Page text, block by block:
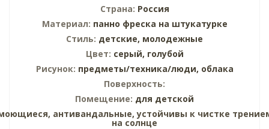
Страна: Россия
Материал: панно фреска на штукатурке
Стиль: детские, молодежные
Цвет: серый, голубой
Рисунок: предметы/техника/люди, облака
Поверхность:
Помещение: для детской
антивандальные, устойчивы к чистке
на солнце